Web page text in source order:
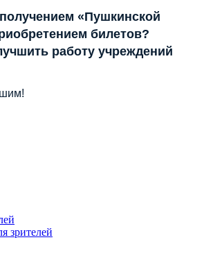
«Пушкинской
билетов?
работу учреждений
зрителей